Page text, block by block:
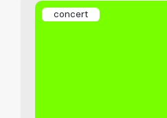
concert